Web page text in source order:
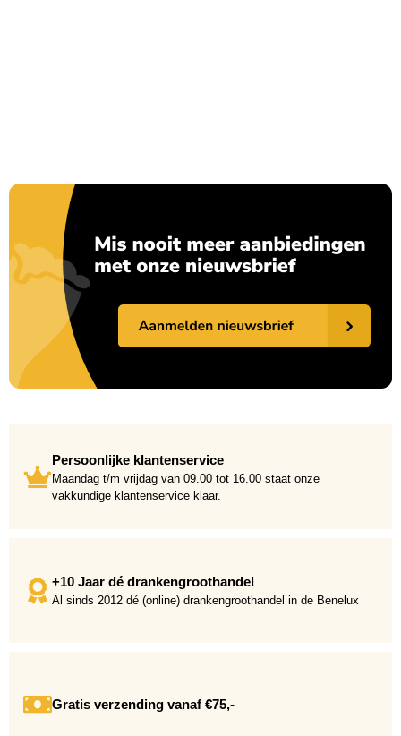
Persoonlijke klantenservice
Maandag t/m vrijdag van 09.00 tot 16.00 staat onze
vakkundige klantenservice klaar.
+10 Jaar dé drankengroothandel
Al sinds 2012 dé (online) drankengroothandel in de Benelux
Gratis verzending vanaf €75,-